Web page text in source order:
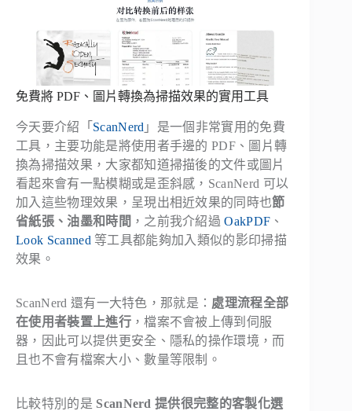
免費將 PDF、圖片轉換為掃描效果的實用工具
今天要介紹「 ScanNerd 」是一個非常實用的免費
工具，主要功能是將使用者手邊的 PDF、圖片轉
換為掃描效果，大家都知道掃描後的文件或圖片
看起來會有一點模糊或是歪斜感，ScanNerd 可以
加入這些物理效果，呈現出相近效果的同時也節
省紙張、油墨和時間 ，之前我介紹過OakPDF 、
Look Scanned 等工具都能夠加入類似的影印掃描
效果。
ScanNerd 還有一大特色，那就是： 處理流程全部
在使用者裝置上進行，檔案不會被上傳到伺服
器，因此可以提供更安全、隱私的操作環境，而
且也不會有檔案大小、數量等限制。
比較特別的是 ScanNerd 提供很完整的客製化選